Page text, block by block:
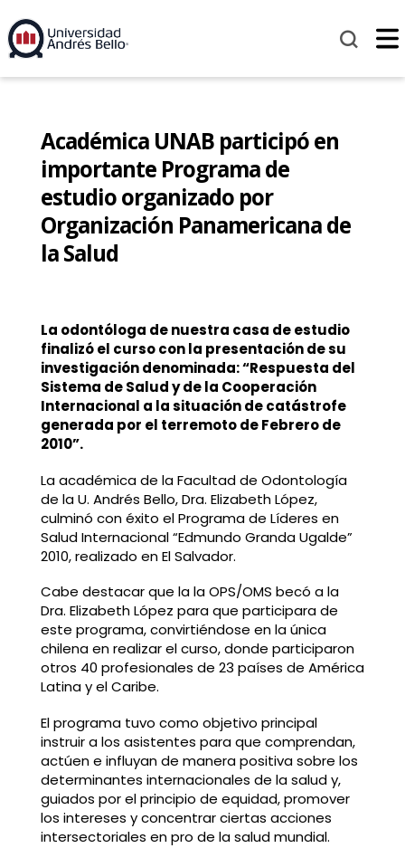
Académica UNAB participó en
importante Programa de
estudio organizado por
Organización Panamericana de
la Salud
La odontóloga de nuestra casa de estudio
finalizó el curso con la presentación de su
investigación denominada: “Respuesta del
Sistema de Salud y de la Cooperación
Internacional a la situación de catástrofe
generada por el terremoto de Febrero de
2010”.
La académica de la Facultad de Odontología
de la U. Andrés Bello, Dra. Elizabeth López,
culminó con éxito el Programa de Líderes en
Salud Internacional “Edmundo Granda Ugalde”
2010, realizado en El Salvador.
Cabe destacar que la la OPS/OMS becó a la
Dra. Elizabeth López para que participara de
este programa, convirtiéndose en la única
chilena en realizar el curso, donde participaron
otros 40 profesionales de 23 países de América
Latina y el Caribe.
El programa tuvo como objetivo principal
instruir a los asistentes para que comprendan,
actúen e influyan de manera positiva sobre los
determinantes internacionales de la salud y,
guiados por el principio de equidad, promover
los intereses y concentrar ciertas acciones
intersectoriales en pro de la salud mundial.